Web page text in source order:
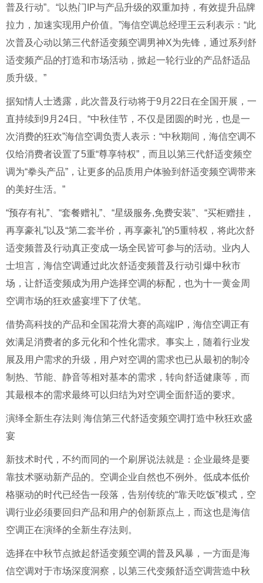
普及行动”。“以热门IP与产品升级的双重加持，有效提升品牌
拉力，加速实现用户价值。”海信空调总经理王云利表示：“此
次普及心动以第三代舒适变频空调男神X为先锋，通过系列舒
适变频产品的打造和市场活动，掀起一轮行业的产品舒适品
质升级。”
据知情人士透露，此次普及行动将于9月22日在全国开展，一
直持续到9月24日。“中秋佳节，不仅是团圆的时光，也是一
次消费的狂欢”海信空调负责人表示：“中秋期间，海信空调不
仅给消费者设置了5重“尊享特权”，而且以第三代舒适变频空
调为“拳头产品”，让更多的品质用户体验到舒适变频空调带来
的美好生活。”
“预存有礼”、“套餐赠礼”、“星级服务,免费安装”、“买柜赠挂，
再享豪礼”以及“第二套半价，再享豪礼”的5重特权，将此次舒
适变频普及行动真正变成一场全民皆可参与的活动。业内人
士坦言，海信空调通过此次舒适变频普及行动引爆中秋市
场，让舒适变频成为用户选择空调的标配，也为十一黄金周
空调市场的狂欢盛宴埋下了伏笔。
借势高科技的产品和全国花滑大赛的高端IP，海信空调正有
效满足消费者的多元化和个性化需求。事实上，随着行业发
展及用户需求的升级，用户对空调的需求也已从最初的制冷
制热、节能、静音等相对基本的需求，转向舒适健康等，而
其最根本的需求最终可以归结为对空调全面舒适的要求。
演绎全新生存法则 海信第三代舒适变频空调打造中秋狂欢盛
宴
新技术时代，不约而同的一个刷屏说法就是：企业最终是要
靠技术驱动新产品的。空调企业自然也不例外。低成本低价
格驱动的时代已经告一段落，告别传统的“靠天吃饭”模式，空
调行业必须要回归产品和用户的创新原点上，而这也是海信
空调正在演绎的全新生存法则。
选择在中秋节点掀起舒适变频空调的普及风暴，一方面是海
信空调对于市场深度洞察，以第三代变频舒适空调营造中秋